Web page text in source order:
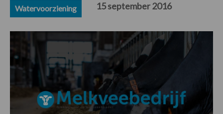
Watervoorziening 15 september 2016